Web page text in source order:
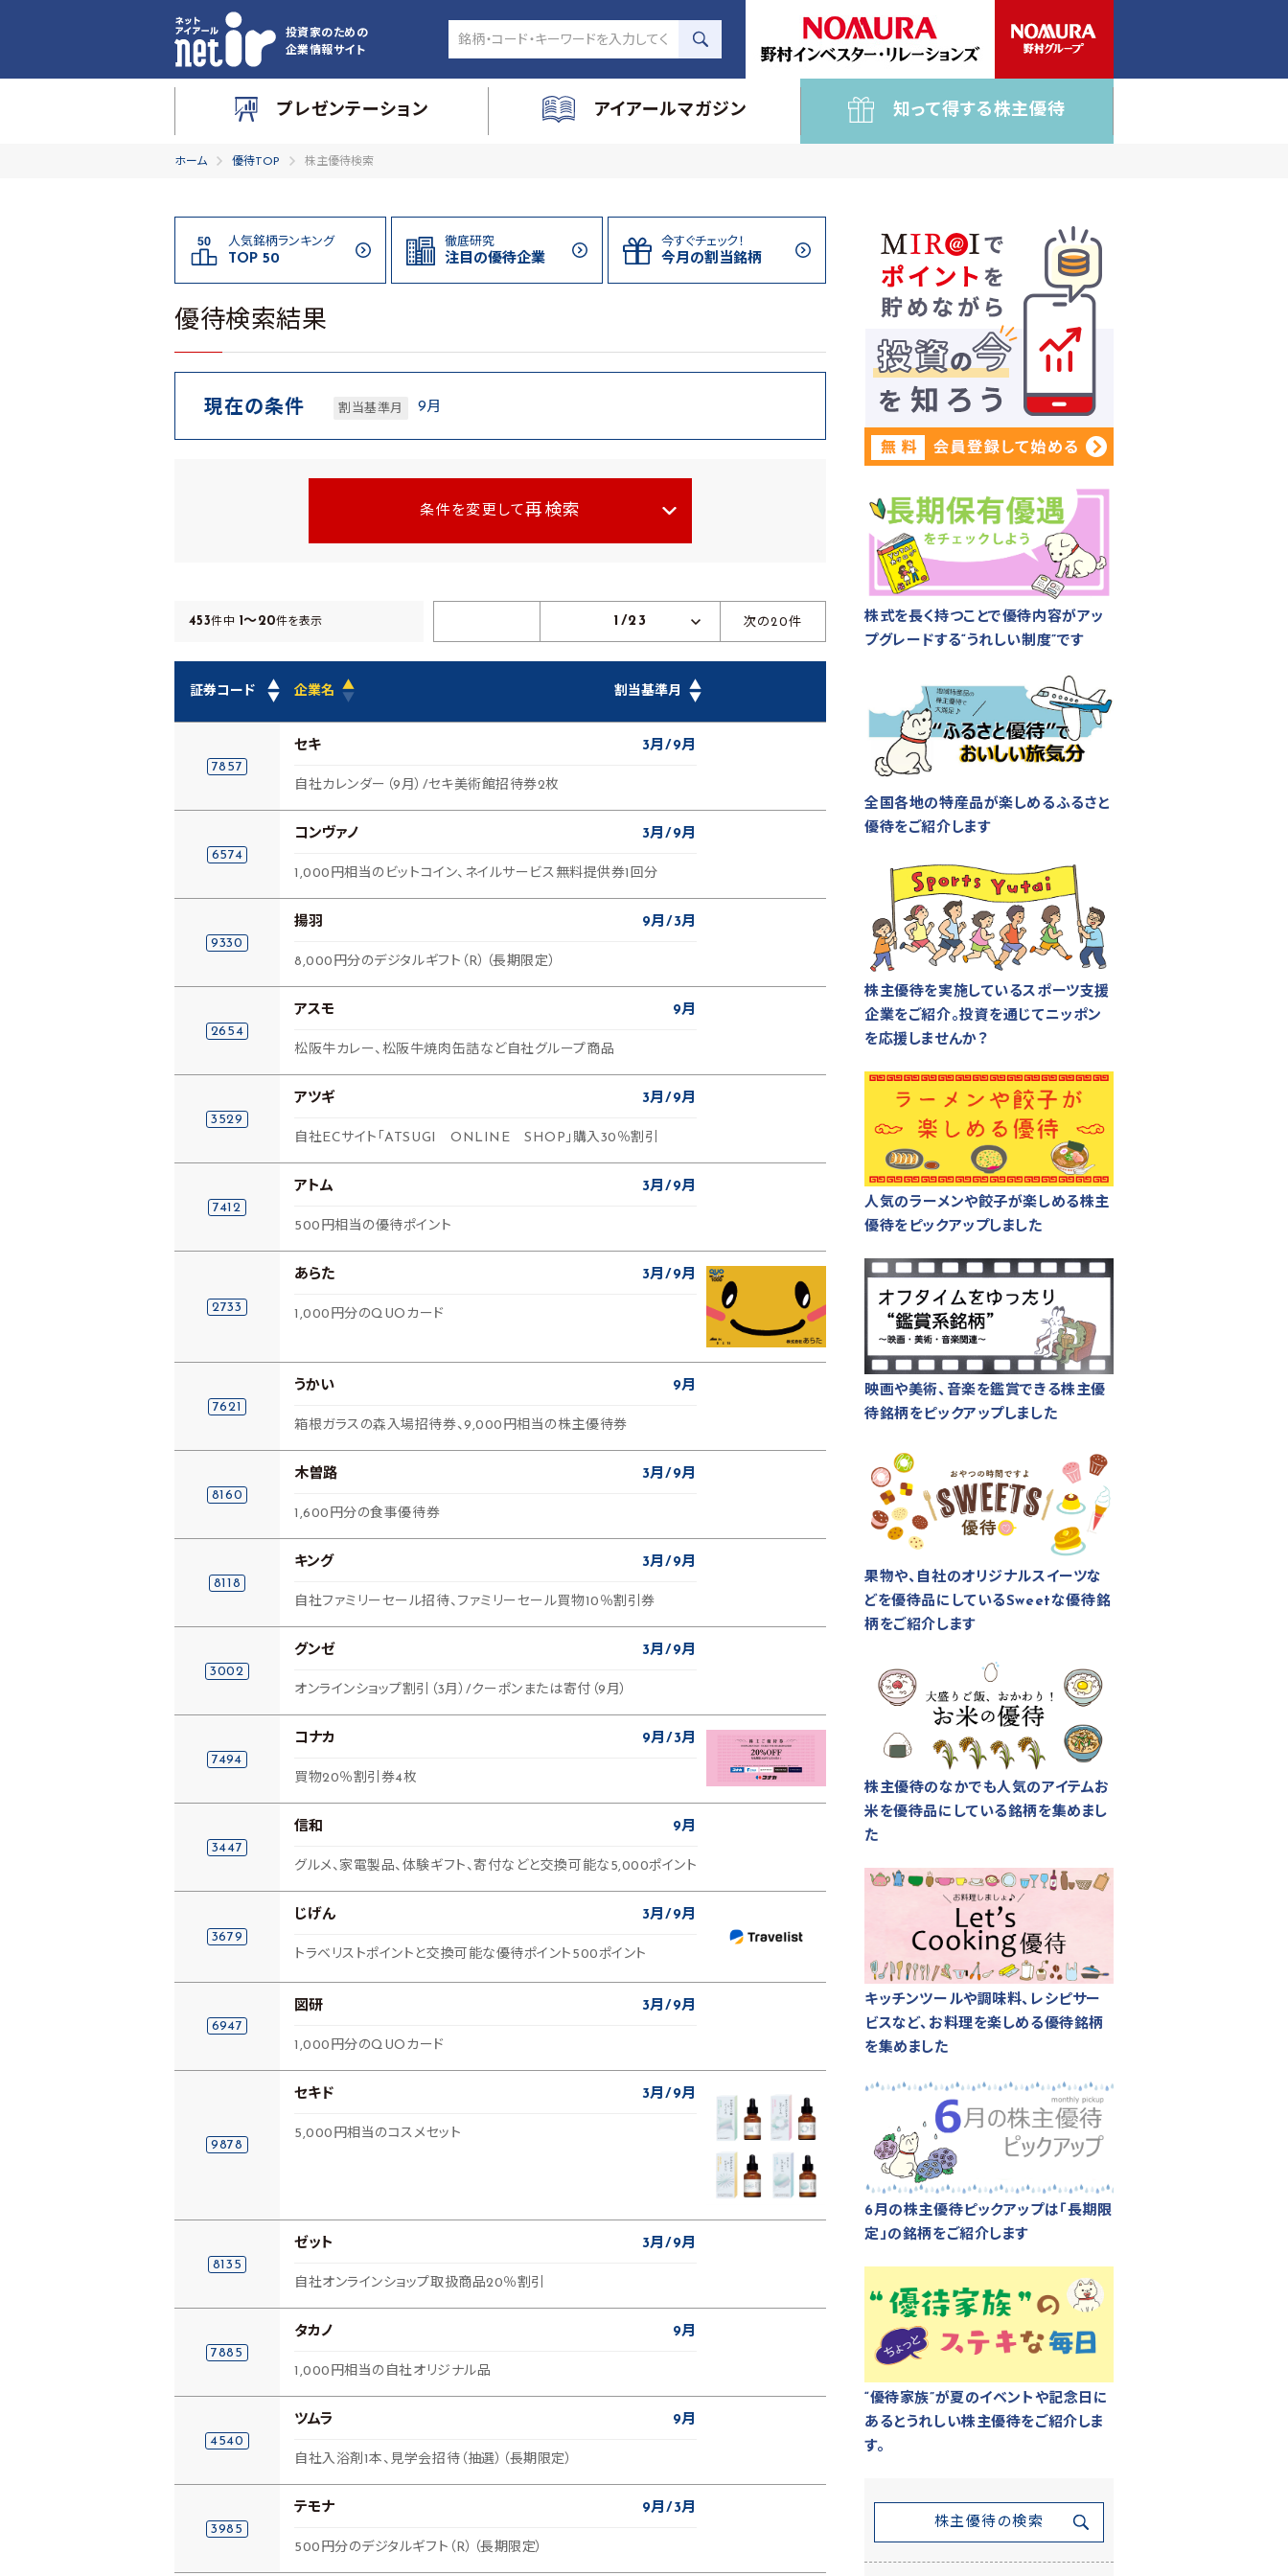
投資家のための
企業情報サイト
プレゼンテーション アイアールマガジン 知って得する株主優待
ホーム 優待TOP 株主優待検索
人気銘柄ランキング
TOP 50
徹底研究
注目の優待企業
今すぐチェック！
今月の割当銘柄
優待検索結果
現在の条件 割当基準月 9月
条件を変更して 再検索
453件中 1～20件を表示 1/23 次の20件
▲
証券コード ▼
▲
企業名 ▼
▲
割当基準月 ▼
7857
セキ 3月 9月
自社カレンダー（9月）/セキ美術館招待券2枚
6574
コンヴァノ 3月 9月
1,000円相当のビットコイン、ネイルサービス無料提供券1回分
9330
揚羽 9月 3月
8,000円分のデジタルギフト（R）（長期限定）
2654
アスモ 9月
松阪牛カレー、松阪牛焼肉缶詰など自社グループ商品
3529
アツギ 3月 9月
自社ECサイト「ATSUGI ONLINE SHOP」購入30％割引
7412
アトム 3月 9月
500円相当の優待ポイント
2733
あらた 3月 9月
1,000円分のQUOカード
7621
うかい 9月
箱根ガラスの森入場招待券、9,000円相当の株主優待券
8160
木曽路 3月 9月
1,600円分の食事優待券
8118
キング 3月 9月
自社ファミリーセール招待、ファミリーセール買物10％割引券
3002
グンゼ 3月 9月
オンラインショップ割引（3月）/クーポンまたは寄付（9月）
7494
コナカ 9月 3月
買物20％割引券4枚
3447
信和 9月
グルメ、家電製品、体験ギフト、寄付などと交換可能な5,000ポイント
3679
じげん 3月 9月
トラベリストポイントと交換可能な優待ポイント500ポイント
6947
図研 3月 9月
1,000円分のQUOカード
9878
セキド 3月 9月
5,000円相当のコスメセット
8135
ゼット 3月 9月
自社オンラインショップ取扱商品20％割引
7885
タカノ 9月
1,000円相当の自社オリジナル品
4540
ツムラ 9月
自社入浴剤1本、見学会招待（抽選）（長期限定）
3985
テモナ 9月 3月
500円分のデジタルギフト（R）（長期限定）
株式を長く持つことで優待内容がアッ
プグレードする“うれしい制度”です
全国各地の特産品が楽しめるふるさと
優待をご紹介します
株主優待を実施しているスポーツ支援
企業をご紹介。投資を通じてニッポン
を応援しませんか？
人気のラーメンや餃子が楽しめる株主
優待をピックアップしました
映画や美術、音楽を鑑賞できる株主優
待銘柄をピックアップしました
果物や、自社のオリジナルスイーツな
どを優待品にしているSweetな優待銘
柄をご紹介します
株主優待のなかでも人気のアイテムお
米を優待品にしている銘柄を集めまし
た
キッチンツールや調味料、レシピサー
ビスなど、お料理を楽しめる優待銘柄
を集めました
6月の株主優待ピックアップは「長期限
定」の銘柄をご紹介します
“優待家族”が夏のイベントや記念日に
あるとうれしい株主優待をご紹介しま
す。
株主優待の検索